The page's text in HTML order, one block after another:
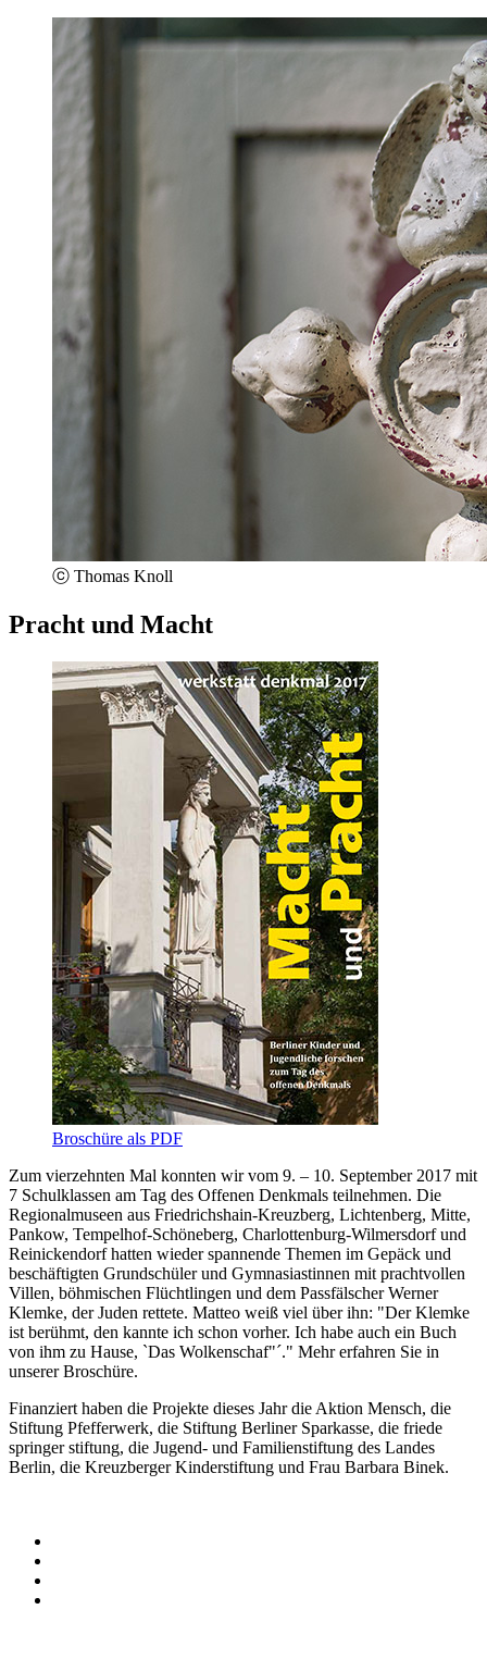
ⓒ Thomas Knoll
Pracht und Macht
Broschüre als PDF
Zum vierzehnten Mal konnten wir vom 9. – 10. September 2017 mit
7 Schulklassen am Tag des Offenen Denkmals teilnehmen. Die
Regionalmuseen aus Friedrichshain-Kreuzberg, Lichtenberg, Mitte,
Pankow, Tempelhof-Schöneberg, Charlottenburg-Wilmersdorf und
Reinickendorf hatten wieder spannende Themen im Gepäck und
beschäftigten Grundschüler und Gymnasiastinnen mit prachtvollen
Villen, böhmischen Flüchtlingen und dem Passfälscher Werner
Klemke, der Juden rettete. Matteo weiß viel über ihn: "Der Klemke
ist berühmt, den kannte ich schon vorher. Ich habe auch ein Buch
von ihm zu Hause, `Das Wolkenschaf"´." Mehr erfahren Sie in
unserer Broschüre.
Finanziert haben die Projekte dieses Jahr die Aktion Mensch, die
Stiftung Pfefferwerk, die Stiftung Berliner Sparkasse, die friede
springer stiftung, die Jugend- und Familienstiftung des Landes
Berlin, die Kreuzberger Kinderstiftung und Frau Barbara Binek.